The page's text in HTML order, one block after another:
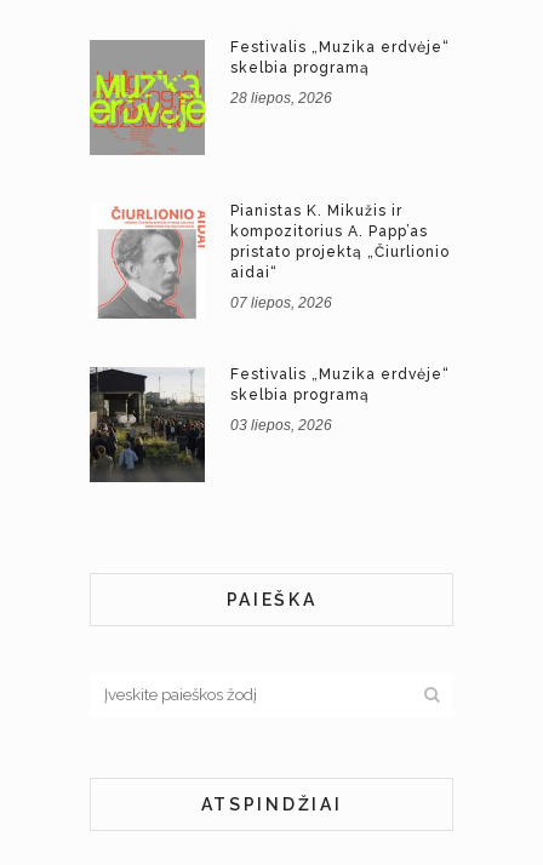
Festivalis „Muzika erdvėje“
skelbia programą
28 liepos, 2026
Pianistas K. Mikužis ir
kompozitorius A. Papp’as
pristato projektą „Čiurlionio
aidai“
07 liepos, 2026
Festivalis „Muzika erdvėje“
skelbia programą
03 liepos, 2026
PAIEŠKA
ATSPINDŽIAI